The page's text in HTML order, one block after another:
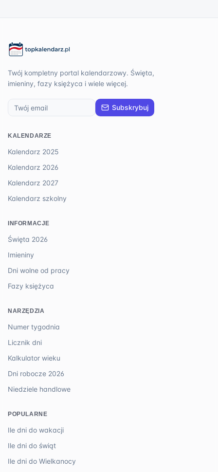
Twój kompletny portal kalendarzowy. Święta,
imieniny, fazy księżyca i wiele więcej.
Subskrybuj
KALENDARZE
Kalendarz 2025
Kalendarz 2026
Kalendarz 2027
Kalendarz szkolny
INFORMACJE
Święta 2026
Imieniny
Dni wolne od pracy
Fazy księżyca
NARZĘDZIA
Numer tygodnia
Licznik dni
Kalkulator wieku
Dni robocze 2026
Niedziele handlowe
POPULARNE
Ile dni do wakacji
Ile dni do świąt
Ile dni do Wielkanocy